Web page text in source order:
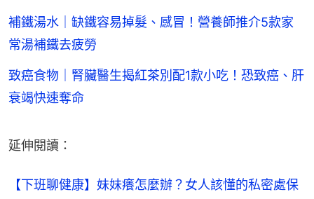
補鐵湯水｜缺鐵容易掉髮、感冒！營養師推介5款家
常湯補鐵去疲勞
致癌食物｜腎臟醫生揭紅茶別配1款小吃！恐致癌、肝
衰竭快速奪命
延伸閱讀：
【下班聊健康】妹妹癢怎麼辦？女人該懂的私密處保